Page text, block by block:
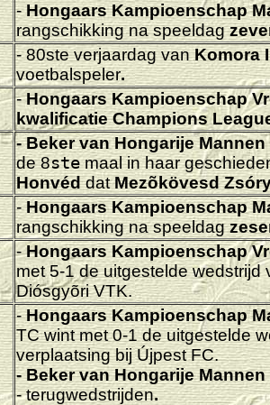
-Hongaars Kampioenschap
rangschikking na speeldag
- 80ste verjaardag vanKomora
voetbalspeler.
-Hongaars Kampioenschap
kwalificatie Champions
-Beker van HongarijeMannen
de 8stemaal in haar
HonvéddatMezõkövesd
-Hongaars Kampioenschap
rangschikking na speeldag
-Hongaars Kampioenschap
met 5-1 de uitgestelde wedstrijd
Diósgyõri VTK.
-Hongaars Kampioenschap
TC wint met 0-1 de uitgestelde
verplaatsing bij Újpest FC.
-Beker van HongarijeMannen
- terugwedstrijden.